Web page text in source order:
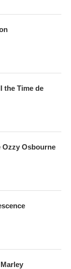
the Time de
Ozzy Osbourne